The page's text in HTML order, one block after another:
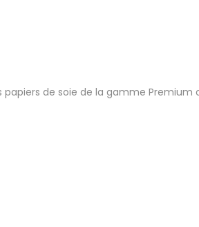
papiers de soie de la gamme